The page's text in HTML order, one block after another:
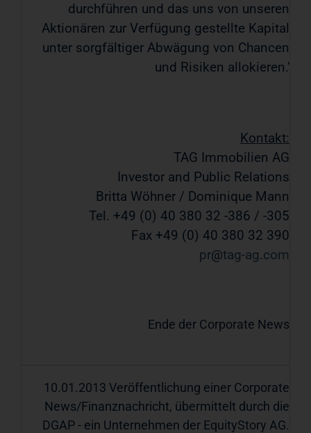
durchführen und das uns von unseren
Aktionären zur Verfügung gestellte Kapital
unter sorgfältiger Abwägung von Chancen
und Risiken allokieren.'
Kontakt:
TAG Immobilien AG
Investor and Public Relations
Britta Wöhner / Dominique Mann
Tel. +49 (0) 40 380 32 -386 / -305
Fax +49 (0) 40 380 32 390
pr
tag-ag com
Ende der Corporate News
10.01.2013 Veröffentlichung einer Corporate
News/Finanznachricht, übermittelt durch die
DGAP - ein Unternehmen der EquityStory AG.